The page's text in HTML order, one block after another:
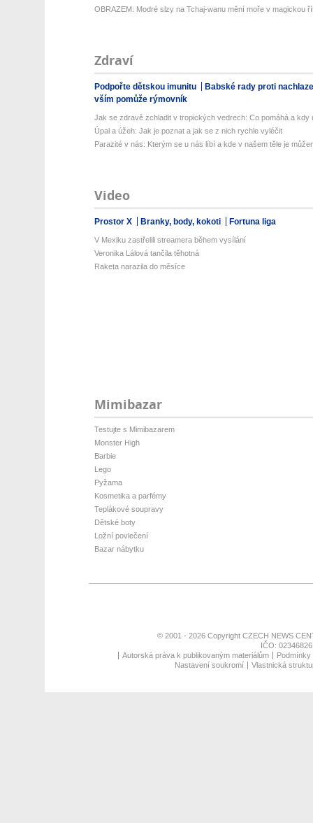
OBRAZEM: Modré slzy na Tchaj-wanu mění moře v magickou
Zdraví
Podpořte dětskou imunitu
Babské rady proti
vším pomůže rýmovník
Jak se zdravě zchladit v tropických vedrech: Co pomáhá a kdy
Úpal a úžeh: Jak je poznat a jak se z nich rychle vyléčit
Parazité v nás: Kterým se u nás líbí a kde v našem těle je
Video
Prostor X Branky, body, kokoti Fortuna liga
V Mexiku zastřelili streamera během vysílání
Veronika Lálová tančila těhotná
Raketa narazila do měsíce
Mimibazar
Testujte s Mimibazarem
Monster High
Barbie
Lego
Pyžama
Kosmetika a parfémy
Teplákové soupravy
Dětské boty
Ložní povlečení
Bazar nábytku
© 2001 - 2026 Copyright CZECH NEWS
IČO:
Autorská práva k publikovaným materiálům
Nastavení soukromí
Vlastnická